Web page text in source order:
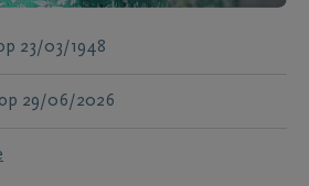
23/03/1948
op 29/06/2026